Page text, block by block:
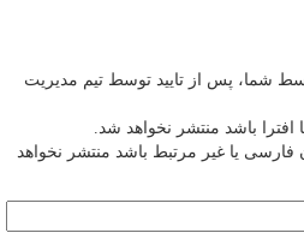
شما، پس از تایید توسط تیم مدیریت
افترا باشد منتشر نخواهد شد.
فارسی یا غیر مرتبط باشد منتشر نخواهد